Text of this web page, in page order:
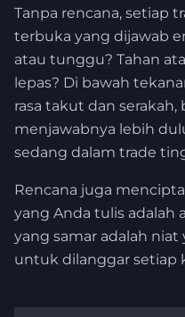
Tanpa rencana, setiap
terbuka yang dijawab
atau tunggu? Tahan
lepas? Di bawah
rasa takut dan serakah,
menjawabnya lebih
sedang dalam trade
Rencana juga
yang Anda tulis adalah
yang samar adalah niat
untuk dilanggar setiap